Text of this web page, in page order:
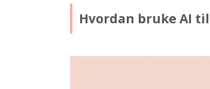
Hvordan bruke AI